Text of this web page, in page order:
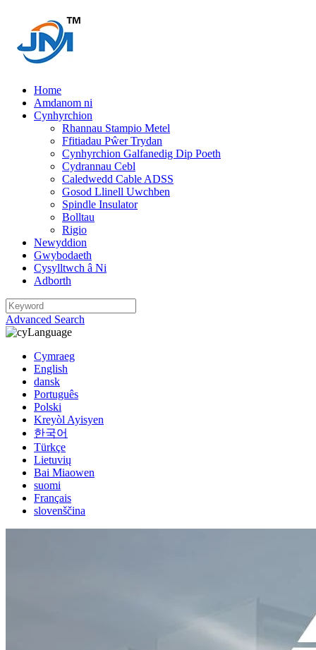
Home
Amdanom ni
Cynhyrchion
Rhannau Stampio Metel
Ffitiadau Pŵer Trydan
Cynhyrchion Galfanedig Dip Poeth
Cydrannau Cebl
Caledwedd Cable ADSS
Gosod Llinell Uwchben
Spindle Insulator
Bolltau
Rigio
Newyddion
Gwybodaeth
Cysylltwch â Ni
Adborth
Advanced Search
Language
Cymraeg
English
dansk
Português
Polski
Kreyòl Ayisyen
한국어
Türkçe
Lietuvių
Bai Miaowen
suomi
Français
slovenščina